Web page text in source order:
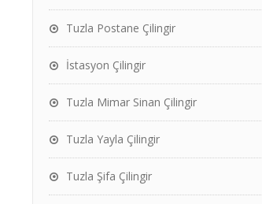
Tuzla Postane Çilingir
İstasyon Çilingir
Tuzla Mimar Sinan Çilingir
Tuzla Yayla Çilingir
Tuzla Şifa Çilingir